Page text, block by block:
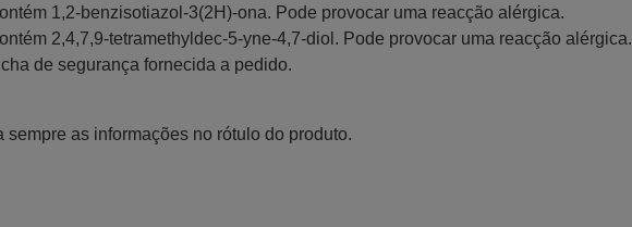
1,2-benzisotiazol-3(2H)-ona. Pode provocar uma reacção alérgica.
2,4,7,9-tetramethyldec-5-yne-4,7-diol. Pode provocar uma reacção alérgica.
de segurança fornecida a pedido.
sempre as informações no rótulo do produto.